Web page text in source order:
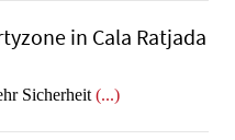
in Cala Ratjada
Sicherheit (...)